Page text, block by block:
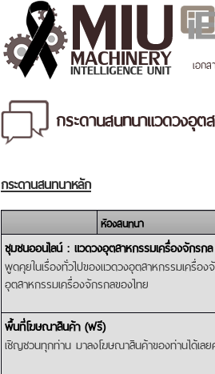
เอกส
กระดานสนทนาแวดวงอุต
กระดานสนทนาหลัก
ห้องสนทนา
ชุมชนออนไลน์ : แวดวงอุตสาหกรรมเครื่องจักรกล
พูดคุยในเรื่องทั่วไปของแวดวงอุตสาหกรรมเครื่อ
อุตสาหกรรมเครื่องจักรกลของไทย
พื้นที่โฆษณาสินค้า (ฟรี)
เชิญชวนทุกท่าน มาลงโฆษณาสินค้าของท่านได้เล